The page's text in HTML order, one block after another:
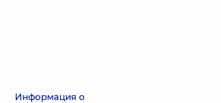
Информация о